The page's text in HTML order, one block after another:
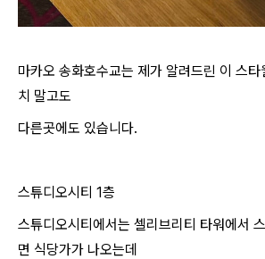
마카오 송화호수교는 제가 알려드린 이 스타
치 말고도
다른곳에도 있습니다.
스튜디오시티 1층
스튜디오시티에서는 셀리브리티 타워에서
면 식당가가 나오는데